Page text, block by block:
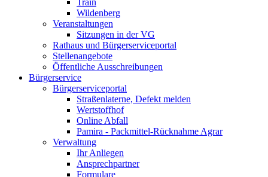
Train
Wildenberg
Veranstaltungen
Sitzungen in der VG
Rathaus und Bürgerserviceportal
Stellenangebote
Öffentliche Ausschreibungen
Bürgerservice
Bürgerserviceportal
Straßenlaterne, Defekt melden
Wertstoffhof
Online Abfall
Pamira - Packmittel-Rücknahme Agrar
Verwaltung
Ihr Anliegen
Ansprechpartner
Formulare